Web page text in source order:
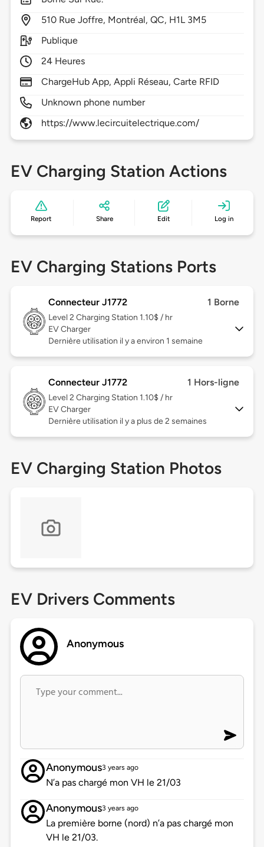
510 Rue Joffre, Montréal,QC, H1L 3M5
Publique
24 Heures
ChargeHub App, Appli Réseau, Carte RFID
Unknown phone number
https://www.lecircuitelectrique.com/
EV Charging Station Actions
Report Share Edit Log in
EV Charging Stations Ports
Connecteur J1772 1 Borne
Level 2 Charging Station 1.10$ / hr
EV Charger
Dernière utilisation il y a environ 1 semaine
Connecteur J1772 1 Hors-ligne
Level 2 Charging Station 1.10$ / hr
EV Charger
Dernière utilisation il y a plus de 2 semaines
EV Charging Station Photos
EV Drivers Comments
Anonymous
Anonymous3 years ago
N’a pas chargé mon VH le 21/03
Anonymous3 years ago
La première borne (nord) n’a pas chargé mon
VH le 21/03.